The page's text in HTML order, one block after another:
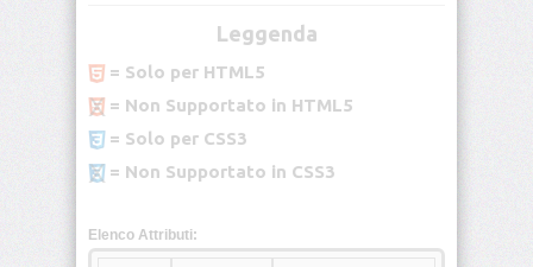
<cite>
<code>
<colgroup>
Leggenda
= Solo per HTML5
= Non Supportato in HTML5
= Solo per CSS3
= Non Supportato in CSS3
Elenco Attributi: